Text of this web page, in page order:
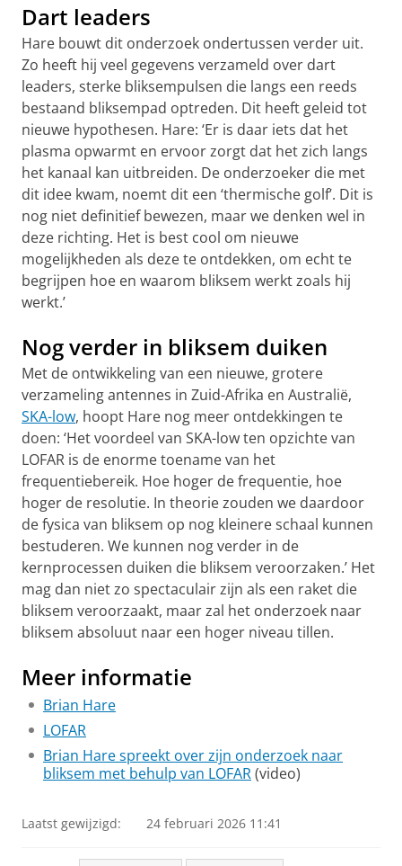
Dart leaders
Hare bouwt dit onderzoek ondertussen verder uit.
Zo heeft hij veel gegevens verzameld over dart
leaders, sterke bliksempulsen die langs een reeds
bestaand bliksempad optreden. Dit heeft geleid tot
nieuwe hypothesen. Hare: ‘Er is daar iets dat het
plasma opwarmt en ervoor zorgt dat het zich langs
het kanaal kan uitbreiden. De onderzoeker die met
dit idee kwam, noemt dit een ‘thermische golf’. Dit is
nog niet definitief bewezen, maar we denken wel in
deze richting. Het is best cool om nieuwe
mogelijkheden als deze te ontdekken, om echt te
begrijpen hoe en waarom bliksem werkt zoals hij
werkt.’
Nog verder in bliksem duiken
Met de ontwikkeling van een nieuwe, grotere
verzameling antennes in Zuid-Afrika en Australië,
SKA-low, hoopt Hare nog meer ontdekkingen te
doen: ‘Het voordeel van SKA-low ten opzichte van
LOFAR is de enorme toename van het
frequentiebereik. Hoe hoger de frequentie, hoe
hoger de resolutie. In theorie zouden we daardoor
de fysica van bliksem op nog kleinere schaal kunnen
bestuderen. We kunnen nog verder in de
kernprocessen duiken die bliksem veroorzaken.’ Het
mag dan niet zo spectaculair zijn als een raket die
bliksem veroorzaakt, maar zal het onderzoek naar
bliksem absoluut naar een hoger niveau tillen.
Meer informatie
Brian Hare
LOFAR
Brian Hare spreekt over zijn onderzoek naar
bliksem met behulp van LOFAR(video)
Laatst gewijzigd: 24 februari 2026 11:41